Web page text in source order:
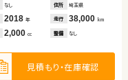
なし 住所 埼玉県
2018 年 走行 38,000 km
2,000 cc 整備 なし
見積もり・在庫確認